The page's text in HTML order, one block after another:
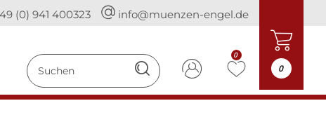
(0) 941 400323 info@muenzen-engel.de
0
0